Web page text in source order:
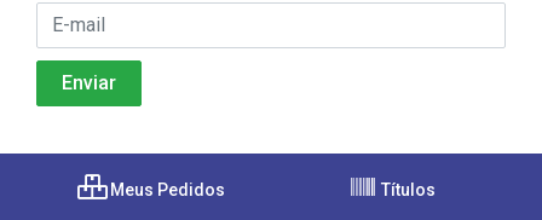
Meus Pedidos Títulos